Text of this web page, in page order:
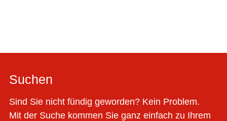
Suchen
Sind Sie nicht fündig geworden? Kein Problem.
Mit der Suche kommen Sie ganz einfach zu Ihrem